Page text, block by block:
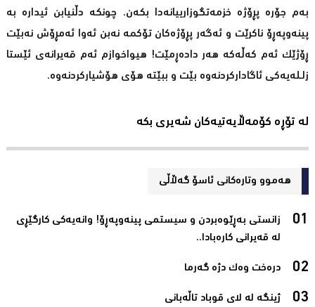
بەم جۆرە پڕۆژە خزمەتگوزارییانەدا بکەن. چونکە دڵنیابن ئیدارە بە
پینەوپەڕۆ ناکرێت و ئەگەر پڕۆژەکان تۆکمە نەبن ئەوا ئەمڕۆش نەبێت
ڕۆژێک ئەم کەڵەکە هەر دادەڕمێت! هیواخوازم ئەم قەیرانەی ئێستا
زلـلەیەکی ئاگادارکردنەوە بێت و ببێتە هۆی هۆشیارکردنەوە.
لە تۆڕە کۆمەڵایەتیەکان شەیری بکە
هەموو وتارەکانی ئاسۆ گەڵاڵی
زانستی بەڕێوەبردن و سیستمی پینەوپەڕۆ! وانەیەکی کارگێڕی
لە قەیرانی کارەبادا..‌
درەخت وەك دژە گەرما‌
ژینگە لە لای قوباد تاڵەبانی‌